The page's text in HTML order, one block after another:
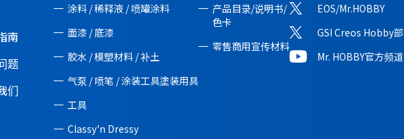
南
题
们
涂料 / 稀释液 / 喷罐涂料
面漆 / 底漆
胶水 / 模塑材料 / 补土
气泵 / 喷笔 / 涂装工具塗装用具
工具
Classy'n Dressy
产品目录/说明书/
色卡
零售商用宣传材料
EOS/Mr.HOBBY
GSI Creos Hobby部
Mr. HOBBY官方频道